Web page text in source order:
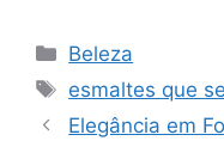
Categorias
Beleza
Tags
esmaltes que
Elegância em